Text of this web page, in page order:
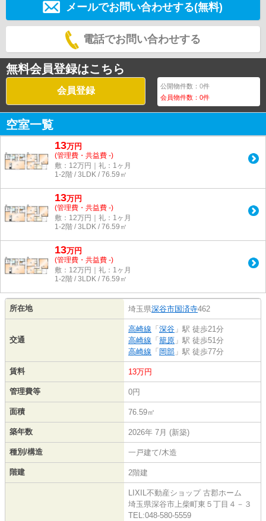
メールでお問い合わせする(無料)
電話でお問い合わせする
無料会員登録はこちら
会員登録 公開物件数：0件
会員物件数：0件
空室一覧
13万円
(管理費・共益費 -)
敷：12万円｜礼：1ヶ月
1-2階 / 3LDK / 76.59㎡
13万円
(管理費・共益費 -)
敷：12万円｜礼：1ヶ月
1-2階 / 3LDK / 76.59㎡
13万円
(管理費・共益費 -)
敷：12万円｜礼：1ヶ月
1-2階 / 3LDK / 76.59㎡
所在地 埼玉県深谷市国済寺462
交通
高崎線 「 深谷 」駅 徒歩21分
高崎線 「 籠原 」駅 徒歩51分
高崎線 「 岡部 」駅 徒歩77分
賃料 13万円
管理費等 0円
面積 76.59㎡
築年数 2026年 7月 (新築)
種別/構造 一戸建て/木造
階建 2階建
LIXIL不動産ショップ 古郡ホーム
埼玉県深谷市上柴町東５丁目４－３
TEL:048-580-5559